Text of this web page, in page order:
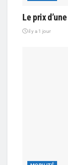
Le prix
il y a 1 jour